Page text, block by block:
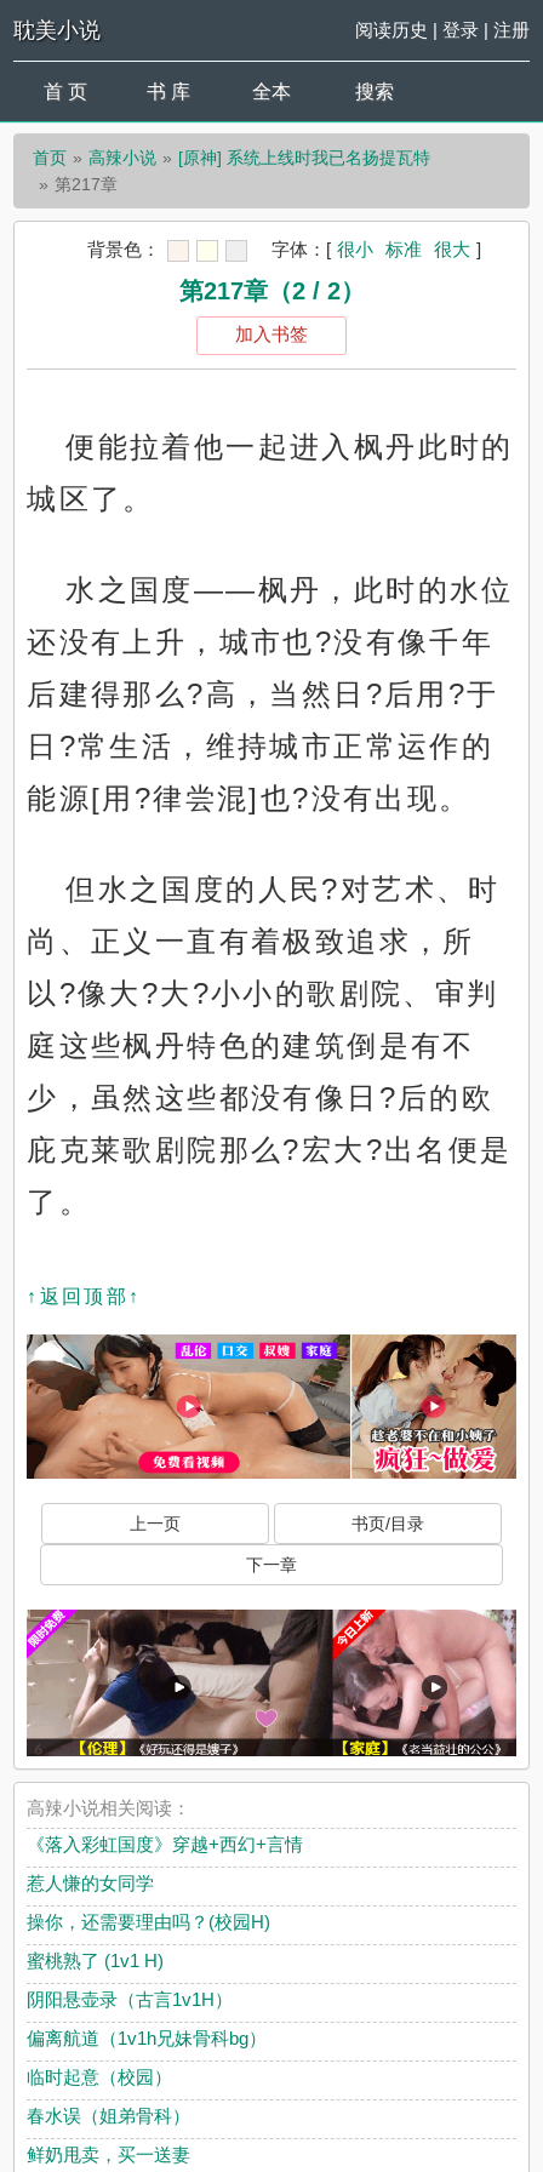
耽美小说 阅读历史 | 登录| 注册
首 页 书 库 全本 搜索
首页 高辣小说
[原神] 系统上线时我已名扬提瓦特
第217章
背景色： 字体： [ 很小 标准 很大 ]
第217章（2 / 2）
加入书签
便能拉着他一起进入枫丹此时的
城区了。
水之国度——枫丹，此时的水位
还没有上升，城市也?没有像千年
后建得那么?高，当然日?后用?于
日?常生活，维持城市正常运作的
能源[用?律尝混]也?没有出现。
但水之国度的人民?对艺术、时
尚、正义一直有着极致追求，所
以?像大?大?小小的歌剧院、审判
庭这些枫丹特色的建筑倒是有不
少，虽然这些都没有像日?后的欧
庇克莱歌剧院那么?宏大?出名便是
了。
↑返回顶部↑
上一页 书页/目录
下一章
高辣小说相关阅读：
《落入彩虹国度》穿越+西幻+言情
惹人慊的女同学
操你，还需要理由吗？(校园H)
蜜桃熟了 (1v1 H)
阴阳悬壶录（古言1v1H）
偏离航道（1v1h兄妹骨科bg）
临时起意（校园）
春水误（姐弟骨科）
鲜奶甩卖，买一送妻